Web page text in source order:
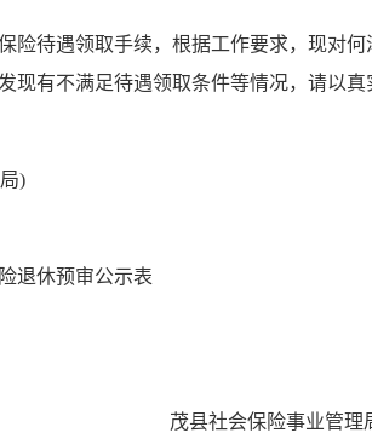
险待遇领取手续，根据工作要求，现对何
有不满足待遇领取条件等情况，请以真
)
退休预审公示表
茂县社会保险事业管理